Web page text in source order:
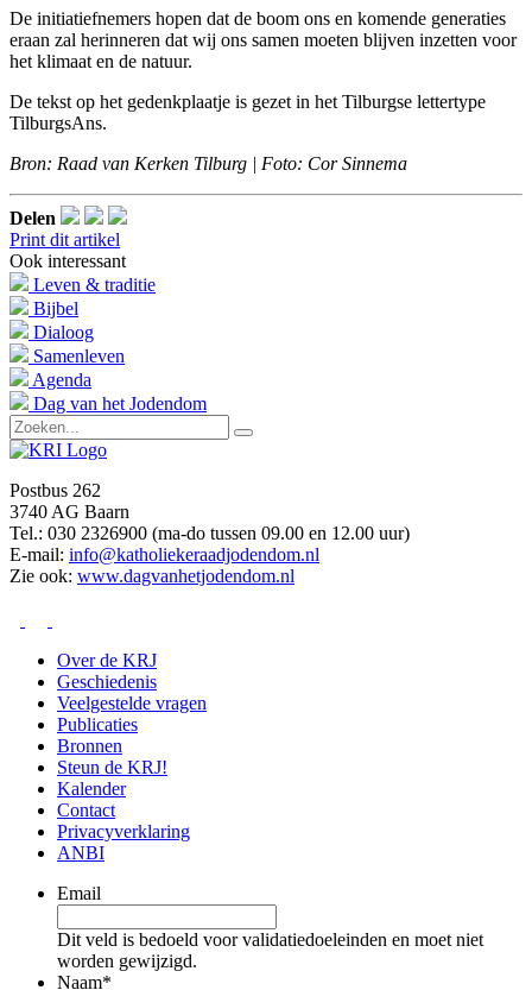
De initiatiefnemers hopen dat de boom ons en komende generaties
eraan zal herinneren dat wij ons samen moeten blijven inzetten voor
het klimaat en de natuur.
De tekst op het gedenkplaatje is gezet in het Tilburgse lettertype
TilburgsAns.
Bron: Raad van Kerken Tilburg | Foto: Cor Sinnema
Delen
Print dit artikel
Ook interessant
Leven & traditie
Bijbel
Dialoog
Samenleven
Agenda
Dag van het Jodendom
Postbus 262
3740 AG Baarn
Tel.: 030 2326900 (ma-do tussen 09.00 en 12.00 uur)
E-mail: info@katholiekeraadjodendom.nl
Zie ook: www.dagvanhetjodendom.nl
Over de KRJ
Geschiedenis
Veelgestelde vragen
Publicaties
Bronnen
Steun de KRJ!
Kalender
Contact
Privacyverklaring
ANBI
Email
Dit veld is bedoeld voor validatiedoeleinden en moet niet
worden gewijzigd.
Naam*